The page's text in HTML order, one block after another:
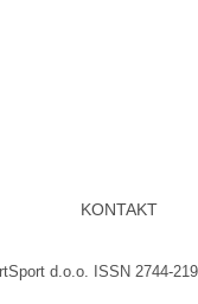
KONTAKT
d.o.o. ISSN 2744-